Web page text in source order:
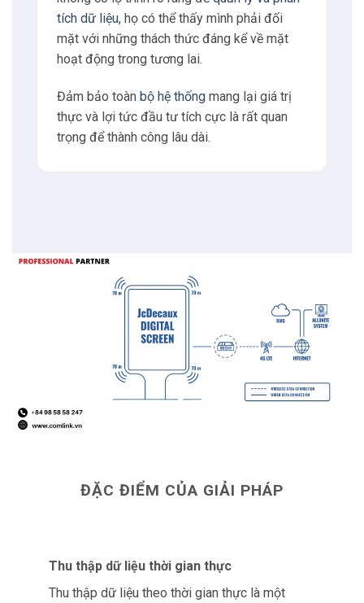
Nếu một công ty đầu tư mạnh vào một chiến
dịch quảng cáo ngoài trời quy mô lớn mà
không có lộ trình rõ ràng để
tích dữ liệu
, họ có thể thấy mình phải đối
mặt với những thách thức đáng kể về mặt
hoạt động trong tương lai.
ĐẶC ĐIỂM CỦA GIẢI PHÁP